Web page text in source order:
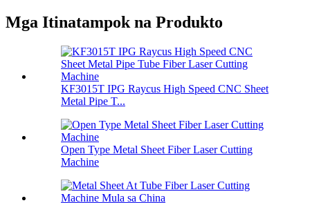
Mga Itinatampok na Produkto
KF3015T IPG Raycus High Speed ​​CNC Sheet
Metal Pipe T...
Open Type Metal Sheet Fiber Laser Cutting
Machine